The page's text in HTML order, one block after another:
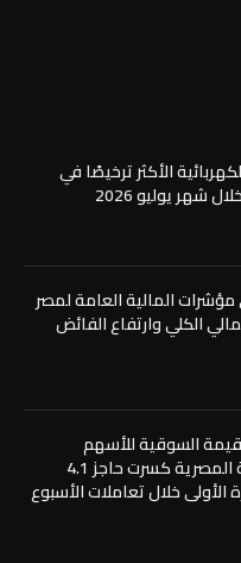
الأكثر ترخيصًا في
شهر يوليو 2026
المالية العامة لمصر
الكلي وارتفاع الفائض
السوقية للأسهم
المقيدة بالبورصة المصرية كسرت حاجز 4.1
الأولى خلال تعاملات الأسبوع